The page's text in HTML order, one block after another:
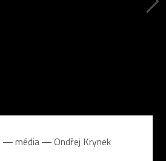
― média ―Ondřej Krynek